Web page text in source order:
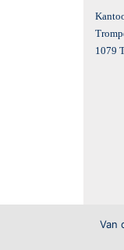
1079
Van